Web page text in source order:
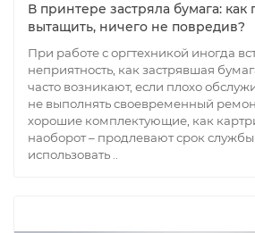
В принтере застряла бумага: как
вытащить, ничего не повредив?
При работе с оргтехникой иногда
неприятность, как застрявшая
часто возникают, если плохо
не выполнять своевременный
хорошие комплектующие, как
наоборот – продлевают срок
использовать ..